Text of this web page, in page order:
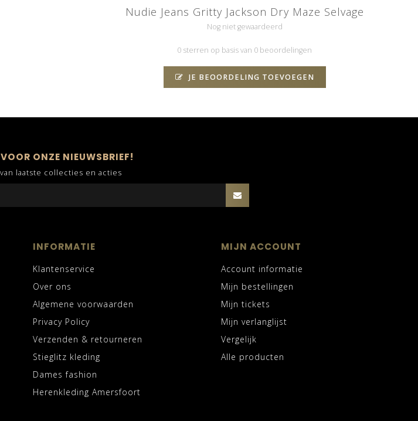
Nudie Jeans Gritty Jackson Dry Maze Selvage
Nog niet gewaardeerd
0 sterren op basis van 0 beoordelingen
JE BEOORDELING TOEVOEGEN
ONZE NIEUWSBRIEF!
laatste collecties en acties
INFORMATIE
Klantenservice
Over ons
Algemene voorwaarden
Privacy Policy
Verzenden & retourneren
Stieglitz kleding
Dames fashion
Herenkleding Amersfoort
MIJN ACCOUNT
Account informatie
Mijn bestellingen
Mijn tickets
Mijn verlanglijst
Vergelijk
Alle producten